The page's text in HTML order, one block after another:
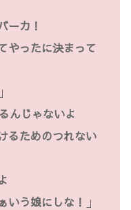
ーカ！
やったに決まって
んじゃないよ
るためのつれない
いう娘にしな！ 」